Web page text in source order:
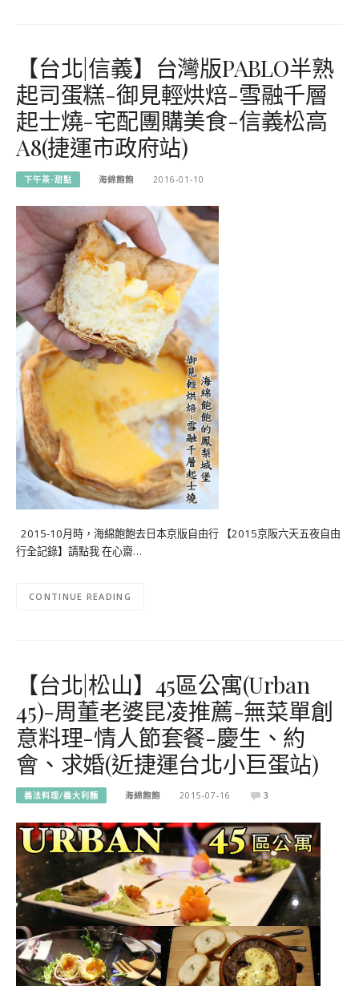
【台北|信義】台灣版PABLO半熟
起司蛋糕-御見輕烘焙-雪融千層
起士燒-宅配團購美食-信義松高
A8(捷運市政府站)
下午茶-甜點 海綿飽飽 2016-01-10
2015-10月時，海綿飽飽去日本京版自由行 【2015京阪六天五夜自由
行全記錄】請點我 在心齋…
CONTINUE READING
【台北|松山】45區公寓(Urban
45)-周董老婆昆凌推薦-無菜單創
意料理-情人節套餐-慶生、約
會、求婚(近捷運台北小巨蛋站)
義法料理/義大利麵 海綿飽飽 2015-07-16 3